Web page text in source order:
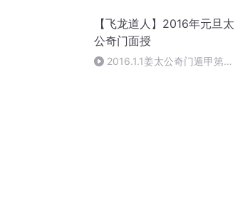
【飞龙道人】2016年元旦太
公奇门面授
2016.1.1姜太公奇门遁甲第一